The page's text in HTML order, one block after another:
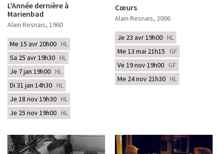
L'Année dernière à
Marienbad
Alain Resnais, 1960
Me 15 avr 20h00 HL
Sa 25 avr 19h30 HL
Je 7 jan 19h00 HL
Di 31 jan 14h30 HL
Je 18 nov 19h30 HL
Je 25 nov 19h00 HL
Cœurs
Alain Resnais, 2006
Je 23 avr 19h00 HL
Me 13 mai 21h15 GF
Ve 19 nov 19h00 GF
Me 24 nov 21h30 HL